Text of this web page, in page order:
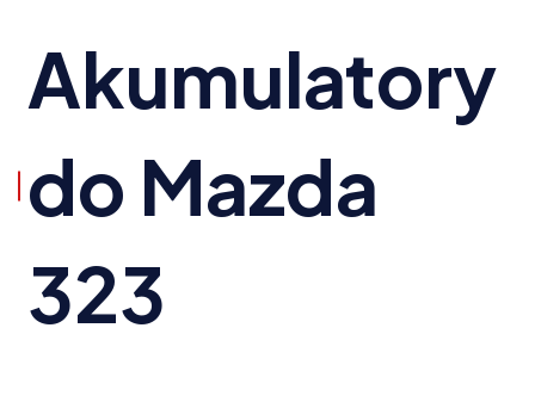
Akumulatory
do Mazda
323